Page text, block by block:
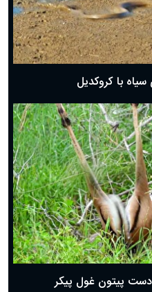
سیاه با کروکدیل
دست پیتون غول پیکر